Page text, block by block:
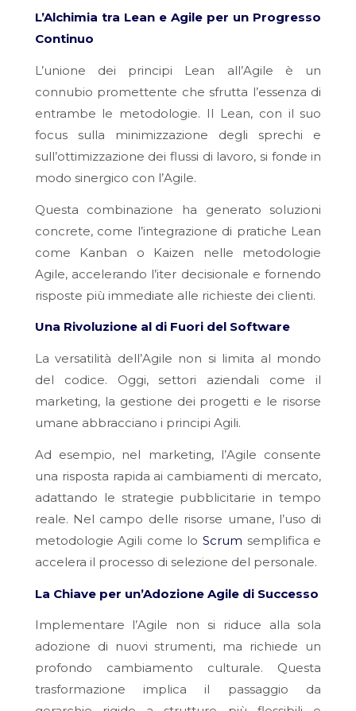
L’Alchimia tra Lean e Agile per un Progresso
Continuo
L’unione dei principi Lean all’Agile è un
connubio promettente che sfrutta l’essenza di
entrambe le metodologie. Il Lean, con il suo
focus sulla minimizzazione degli sprechi e
sull’ottimizzazione dei flussi di lavoro, si fonde in
modo sinergico con l’Agile.
Questa combinazione ha generato soluzioni
concrete, come l’integrazione di pratiche Lean
come Kanban o Kaizen nelle metodologie
Agile, accelerando l’iter decisionale e fornendo
risposte più immediate alle richieste dei clienti.
Una Rivoluzione al di Fuori del Software
La versatilità dell’Agile non si limita al mondo
del codice. Oggi, settori aziendali come il
marketing, la gestione dei progetti e le risorse
umane abbracciano i principi Agili.
Ad esempio, nel marketing, l’Agile consente
una risposta rapida ai cambiamenti di mercato,
adattando le strategie pubblicitarie in tempo
reale. Nel campo delle risorse umane, l’uso di
metodologie Agili come loScrum semplifica e
accelera il processo di selezione del personale.
La Chiave per un’Adozione Agile di Successo
Implementare l’Agile non si riduce alla sola
adozione di nuovi strumenti, ma richiede un
profondo cambiamento culturale. Questa
trasformazione implica il passaggio da